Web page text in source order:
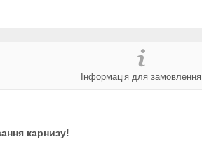
Інформація для замовлення
карнизу!